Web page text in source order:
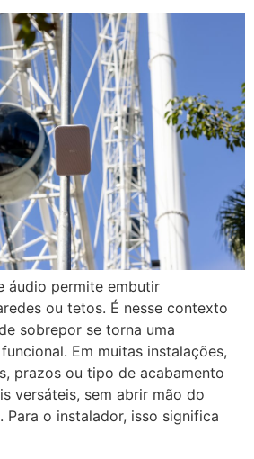
áudio permite embutir
ou tetos. É nesse contexto
sobrepor se torna uma
Em muitas instalações,
prazos ou tipo de acabamento
versáteis, sem abrir mão do
Para o instalador, isso significa